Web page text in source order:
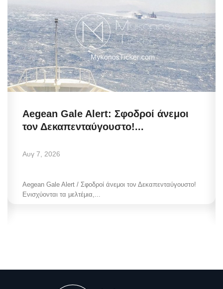
Aegean Gale Alert: Σφοδροί άνεμοι
τον Δεκαπενταύγουστο!...
Αυγ 7, 2026
Aegean Gale Alert / Σφοδροί άνεμοι τον Δεκαπενταύγουστο!
Ενισχύονται τα μελτέμια,...